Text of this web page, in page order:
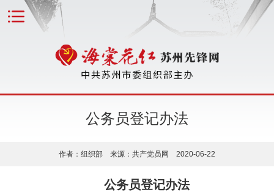
公务员登记办法
作者：组织部 来源：共产党员网 2020-06-22
公务员登记办法